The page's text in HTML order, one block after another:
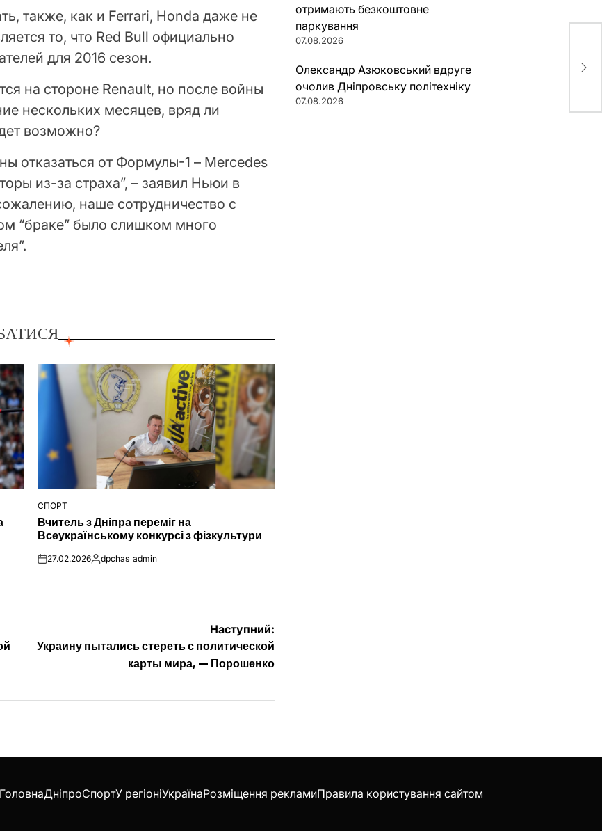
также, как и Ferrari, Honda даже не
то, что Red Bull официально
для 2016 сезон.
на стороне Renault, но после войны
нескольких месяцев, вряд ли
возможно?
отказаться от Формулы-1 – Mercedes
из-за страха”, – заявил Ньюи в
наше сотрудничество с
“браке” было слишком много
ОПУБЛІКУВАТИ
У
СПОРТ
Вчитель з Дніпра переміг на
Всеукраїнському конкурсі з фізкультури
on27.02.2026Опубліковано
dpchas_admin
Наступний:
Украину пытались стереть с политической
карты мира, — Порошенко
отримають безкоштовне
паркування
07.08.2026
Олександр Азюковський вдруге
очолив Дніпровську політехніку
07.08.2026
ГоловнаДніпроСпортУ регіоніУкраїнаРозміщення рекламиПравила користування сайтом